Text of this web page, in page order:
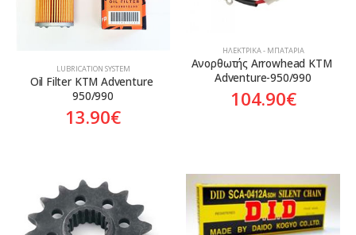
LUBRICATION SYSTEM
Oil Filter KTM Adventure
950/990
13.90€
ΗΛΕΚΤΡΙΚΆ - ΜΠΑΤΑΡΊΑ
Ανορθωτής Arrowhead KTM
Adventure-950/990
104.90€